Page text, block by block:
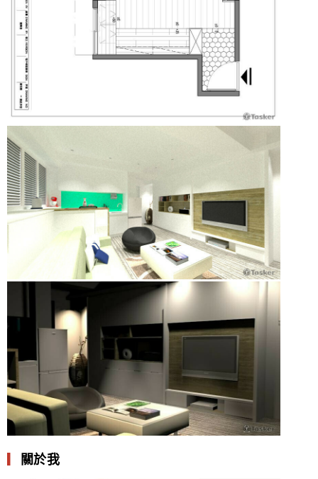
關於我